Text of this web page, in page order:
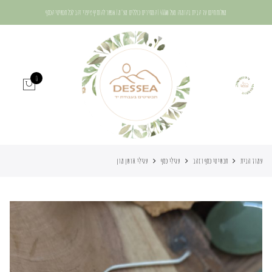
משלוח חינם עד הבית בהזמנה מעל 400₪ | המחירים כוללים מע"מ | אפשר להוסיף ציפוי זהב לכל תכשיטי הכסף
0
עמוד הבית תכשיטי כסף וזהב עגילי כסף עגילי אושן מון